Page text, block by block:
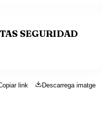
SEGURIDAD
link Descarrega imatge